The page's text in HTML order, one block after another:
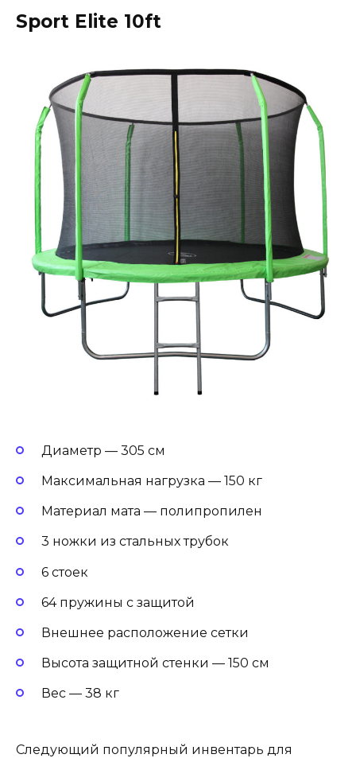
Sport Elite 10ft
Диаметр — 305 см
Максимальная нагрузка — 150 кг
Материал мата — полипропилен
3 ножки из стальных трубок
6 стоек
64 пружины с защитой
Внешнее расположение сетки
Высота защитной стенки — 150 см
Вес — 38 кг
Следующий популярный инвентарь для